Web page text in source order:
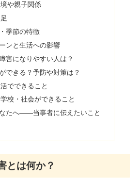
や親子関係
季節の特徴
ンと生活への影響
害になりやすい人は？
できる？予防や対策は？
でできること
校・社会ができること
たへ――当事者に伝えたいこと
とは何か？